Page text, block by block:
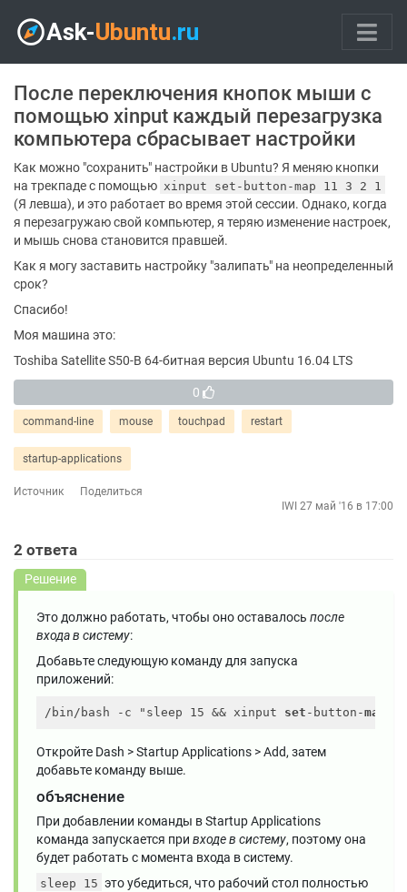
После переключения кнопок мыши с
помощью xinput каждый перезагрузка
компьютера сбрасывает настройки
Как можно "сохранить" настройки в Ubuntu? Я меняю кнопки
на трекпаде с помощью xinput set-button-map 11 3 2 1
(Я левша), и это работает во время этой сессии. Однако, когда
я перезагружаю свой компьютер, я теряю изменение настроек,
и мышь снова становится правшей.
Как я могу заставить настройку "залипать" на неопределенный
срок?
Спасибо!
Моя машина это:
Toshiba Satellite S50-B 64-битная версия Ubuntu 16.04 LTS
0
command-line mouse touchpad restart
startup-applications
Источник
Поделиться
IWI 27 май '16 в 17:00
2 ответа
Решение
Это должно работать, чтобы оно оставалось после
входа в систему:
Добавьте следующую команду для запуска
приложений:
/bin/bash -c "sleep 15 && xinput set -button-map
Откройте Dash > Startup Applications > Add, затем
добавьте команду выше.
объяснение
При добавлении команды в Startup Applications
команда запускается при входе в систему, поэтому она
будет работать с момента входа в систему.
sleep 15 это убедиться, что рабочий стол полностью